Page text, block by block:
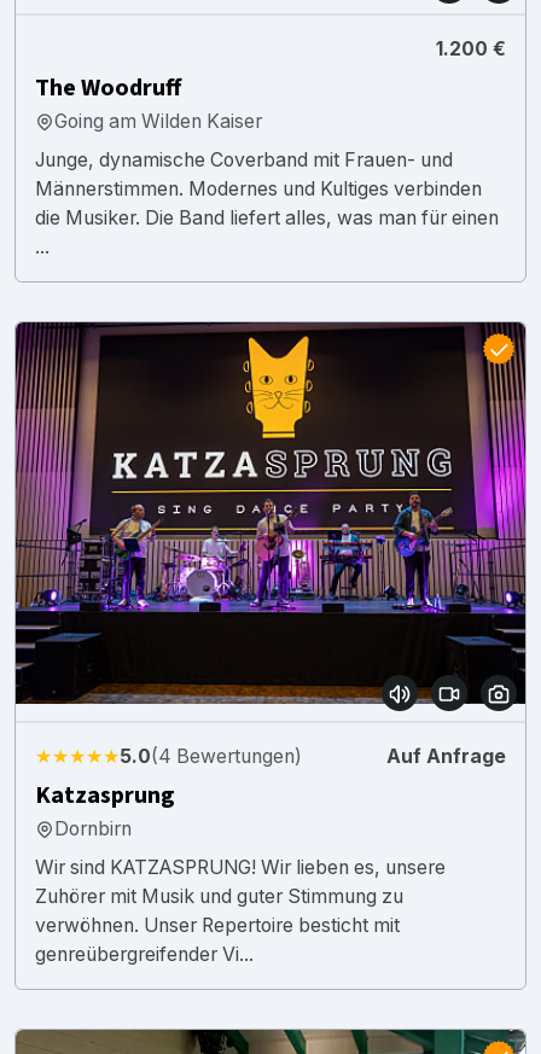
1.200 €
The Woodruff
Going am Wilden Kaiser
Junge, dynamische Coverband mit Frauen- und
Männerstimmen. Modernes und Kultiges verbinden
die Musiker. Die Band liefert alles, was man für einen
...
★★★★★5.0(4 Bewertungen) Auf Anfrage
Katzasprung
Dornbirn
Wir sind KATZASPRUNG! Wir lieben es, unsere
Zuhörer mit Musik und guter Stimmung zu
verwöhnen. Unser Repertoire besticht mit
genreübergreifender Vi...